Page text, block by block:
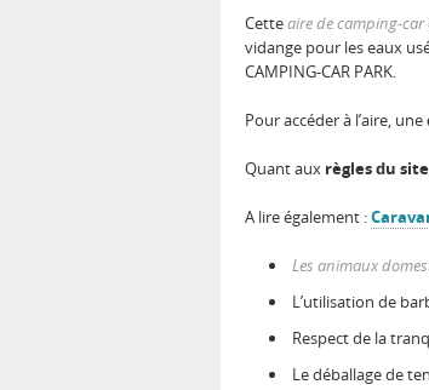
Cetteaire de camping-car
vidange pour les eaux
CAMPING-CAR PARK.
Pour accéder à l’aire, une
Quant aux règles du site
A lire également :
Les animaux
L’utilisation de
Respect de la
Le déballage de